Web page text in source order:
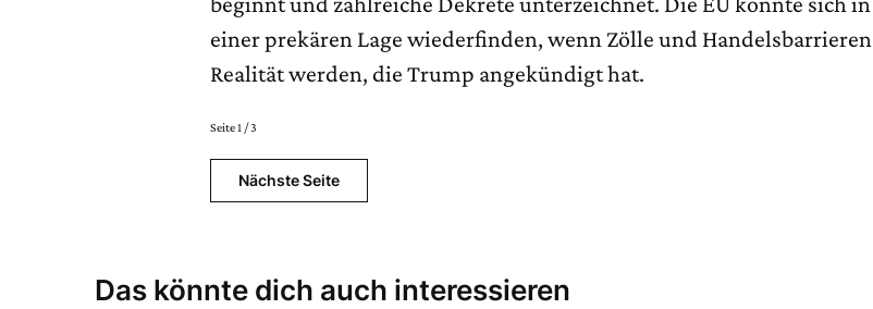
einer prekären Lage wiederfinden, wenn Zölle und Handelsbarrieren
Realität werden, die Trump angekündigt hat.
Seite 1 / 3
Nächste Seite
Das könnte dich auch interessieren